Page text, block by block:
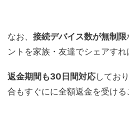
なお、 接続デバイス数が無制限
ントを家族・友達でシェアすれ
返金期間も30日間対応してお
合もすぐにに全額返金を受ける